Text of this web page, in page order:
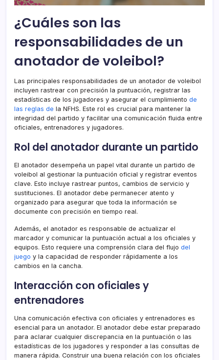
¿Cuáles son las
responsabilidades de un
anotador de voleibol?
Las principales responsabilidades de un anotador de voleibol
incluyen rastrear con precisión la puntuación, registrar las
estadísticas de los jugadores y asegurar el cumplimiento de
las reglas de la NFHS. Este rol es crucial para mantener la
integridad del partido y facilitar una comunicación fluida entre
oficiales, entrenadores y jugadores.
Rol del anotador durante un partido
El anotador desempeña un papel vital durante un partido de
voleibol al gestionar la puntuación oficial y registrar eventos
clave. Esto incluye rastrear puntos, cambios de servicio y
sustituciones. El anotador debe permanecer atento y
organizado para asegurar que toda la información se
documente con precisión en tiempo real.
Además, el anotador es responsable de actualizar el
marcador y comunicar la puntuación actual a los oficiales y
equipos. Esto requiere una comprensión clara del flujo del
juego y la capacidad de responder rápidamente a los
cambios en la cancha.
Interacción con oficiales y
entrenadores
Una comunicación efectiva con oficiales y entrenadores es
esencial para un anotador. El anotador debe estar preparado
para aclarar cualquier discrepancia en la puntuación o las
estadísticas de los jugadores y responder a las consultas de
manera rápida. Construir una buena relación con los oficiales